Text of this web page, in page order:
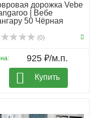
дорожка Vebe
| Вебе
50 Чёрная
(0)
925 ₽/м.п.
Купить